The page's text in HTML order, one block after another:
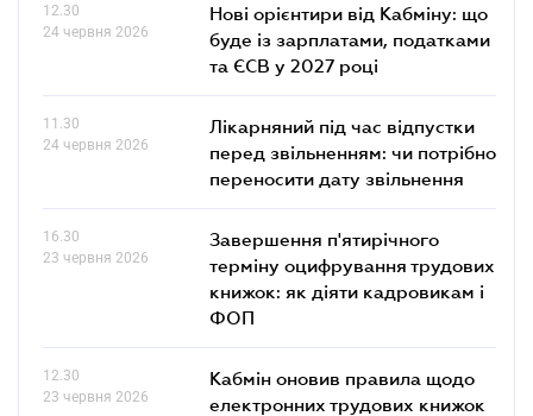
12.30
24 червня 2026
Нові орієнтири від Кабміну: що
буде із зарплатами, податками
та ЄСВ у 2027 році
11.30
24 червня 2026
Лікарняний під час відпустки
перед звільненням: чи потрібно
переносити дату звільнення
16.30
23 червня 2026
Завершення п'ятирічного
терміну оцифрування трудових
книжок: як діяти кадровикам і
ФОП
12.30
23 червня 2026
Кабмін оновив правила щодо
електронних трудових книжок